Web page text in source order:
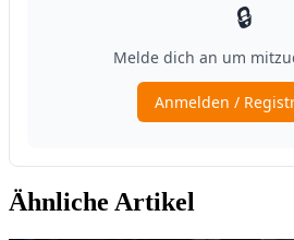
Ähnliche Artikel